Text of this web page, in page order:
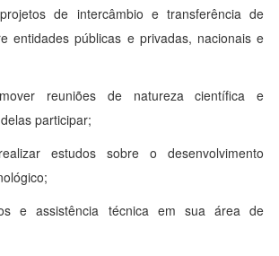
de intercâmbio e transferência de
entidades públicas e privadas, nacionais e
reuniões de natureza científica e
participar;
estudos sobre o desenvolvimento
e assistência técnica em sua área de